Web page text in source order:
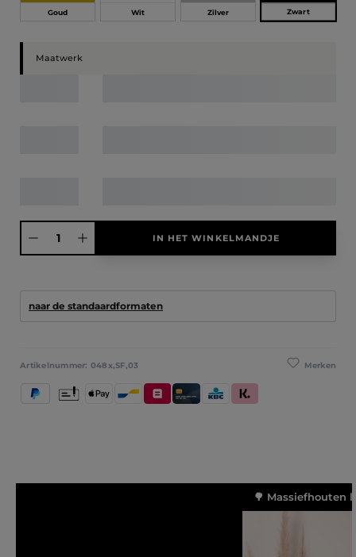
Goud Wit Zilver Zwart
Maatwerk
IN HET WINKELMANDJE
naar de standaardformaten
Merken
Artikelnummer: 048x,SF,03
PayPal Apple PayBancontact
BelfiusKredietkaart / Bankkaart
KBC/CBC Payment Button
Klarna (Achteraf betalen
Vooruitbetaling
🌳 Massiefhouten